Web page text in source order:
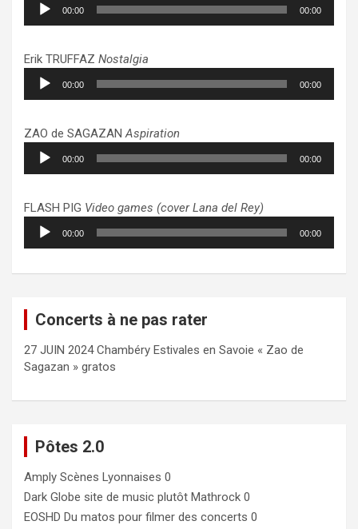
audio
00:00 00:00
Erik TRUFFAZ Nostalgia
Lecteur
audio
00:00 00:00
ZAO de SAGAZANAspiration
Lecteur
audio
00:00 00:00
FLASH PIG Video games (cover Lana del Rey)
Lecteur
audio
00:00 00:00
Concerts à ne pas rater
27 JUIN 2024 Chambéry Estivales en Savoie « Zao de
Sagazan » gratos
Pôtes 2.0
Amply Scènes Lyonnaises 0
Dark Globe site de music plutôt Mathrock 0
EOSHD Du matos pour filmer des concerts 0